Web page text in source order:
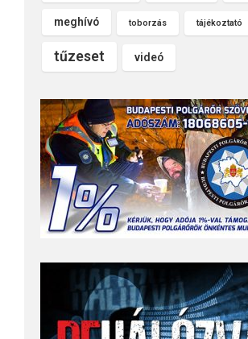
meghívó toborzás tájékoztató
tűzeset videó